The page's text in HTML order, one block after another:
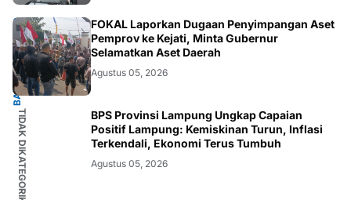
BANDARLAMPUNG
FOKAL Laporkan Dugaan Penyimpangan Aset
Pemprov ke Kejati, Minta Gubernur
Selamatkan Aset Daerah
Agustus 05, 2026
TIDAK DIKATEGORIKAN
BPS Provinsi Lampung Ungkap Capaian
Positif Lampung: Kemiskinan Turun, Inflasi
Terkendali, Ekonomi Terus Tumbuh
Agustus 05, 2026